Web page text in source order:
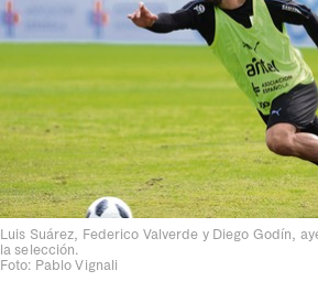
Luis Suárez, Federico Valverde y Diego Godín,
la selección.
Foto: Pablo Vignali